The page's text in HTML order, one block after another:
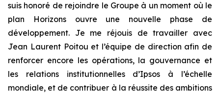
suis honoré de rejoindre le Groupe à un moment où le
plan Horizons ouvre une nouvelle phase de
développement. Je me réjouis de travailler avec
Jean Laurent Poitou et l’équipe de direction afin de
renforcer encore les opérations, la gouvernance et
les relations institutionnelles d’Ipsos à l’échelle
mondiale, et de contribuer à la réussite des ambitions